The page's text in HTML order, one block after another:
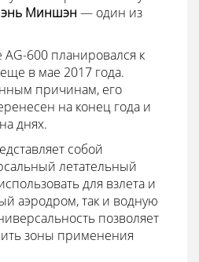
Миншэн — один из
600 планировался к
в мае 2017 года.
причинам, его
на конец года и
днях.
собой
летательный
для взлета и
аэродром, так и водную
позволяет
зоны применения